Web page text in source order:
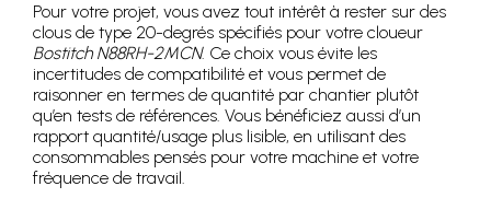
Pour votre projet, vous avez tout intérêt à rester sur des
clous de type 20-degrés spécifiés pour votre cloueur
Bostitch N88RH-2MCN. Ce choix vous évite les
incertitudes de compatibilité et vous permet de
raisonner en termes de quantité par chantier plutôt
qu’en tests de références. Vous bénéficiez aussi d’un
rapport quantité/usage plus lisible, en utilisant des
consommables pensés pour votre machine et votre
fréquence de travail.